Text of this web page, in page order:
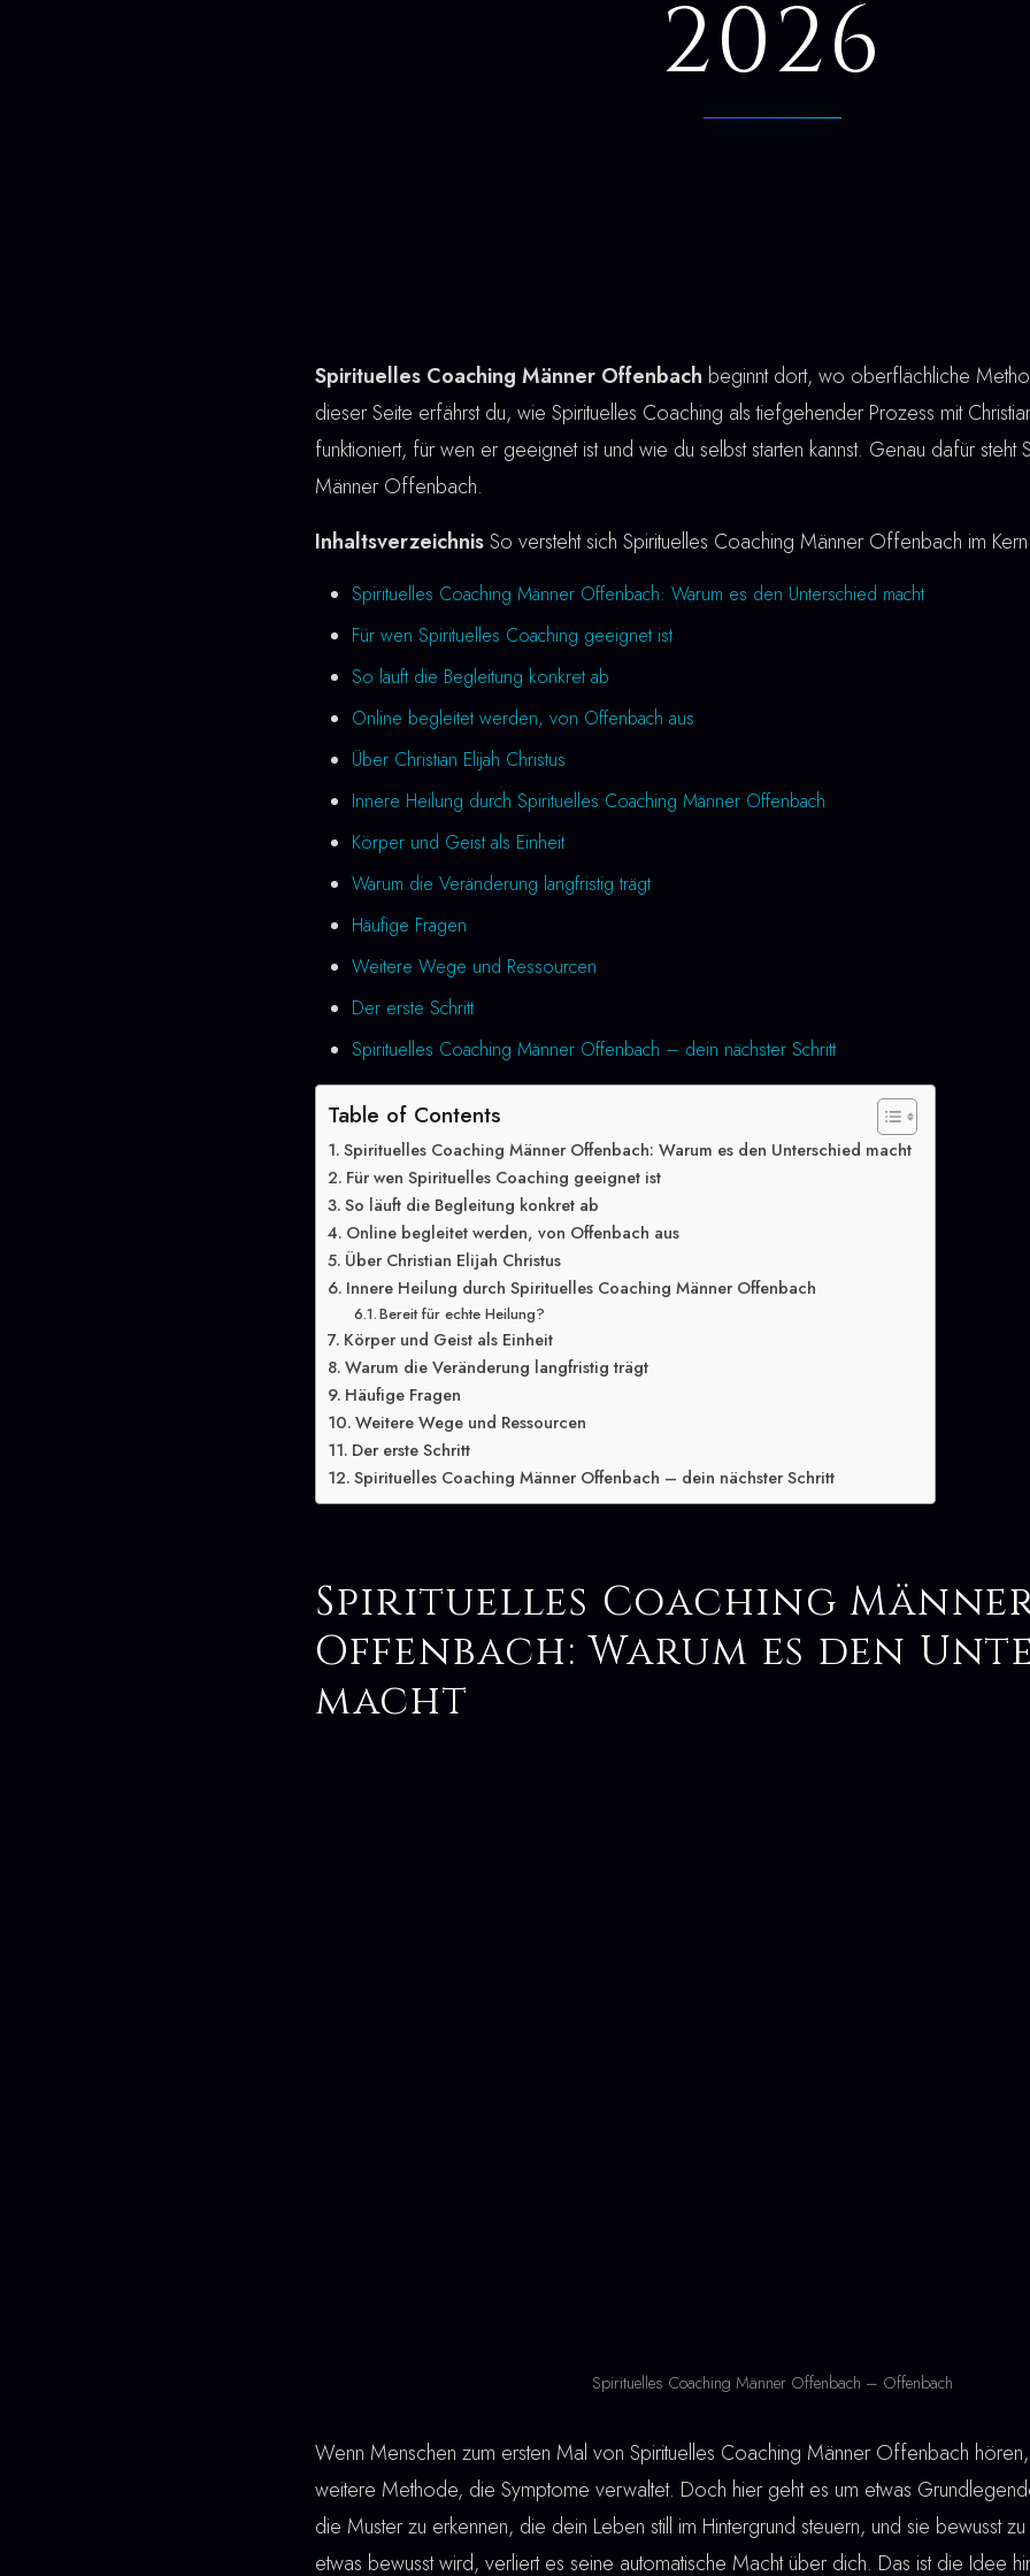
2026
Spirituelles Coaching Männer Offenbach beginnt dort, wo oberflächliche
dieser Seite erfährst du, wie Spirituelles Coaching als tiefgehender Prozess mit
funktioniert, für wen er geeignet ist und wie du selbst starten kannst. Genau dafür steht
Männer Offenbach.
InhaltsverzeichnisSo versteht sich Spirituelles Coaching Männer Offenbach im
Spirituelles Coaching Männer Offenbach: Warum es den Unterschied macht
Für wen Spirituelles Coaching geeignet ist
So läuft die Begleitung konkret ab
Online begleitet werden, von Offenbach aus
Über Christian Elijah Christus
Innere Heilung durch Spirituelles Coaching Männer Offenbach
Körper und Geist als Einheit
Warum die Veränderung langfristig trägt
Häufige Fragen
Weitere Wege und Ressourcen
Der erste Schritt
Spirituelles Coaching Männer Offenbach – dein nächster Schritt
Table of Contents
Spirituelles Coaching Männer Offenbach: Warum es den Unterschied macht
Für wen Spirituelles Coaching geeignet ist
So läuft die Begleitung konkret ab
Online begleitet werden, von Offenbach aus
Über Christian Elijah Christus
Innere Heilung durch Spirituelles Coaching Männer Offenbach
Bereit für echte Heilung?
Körper und Geist als Einheit
Warum die Veränderung langfristig trägt
Häufige Fragen
Weitere Wege und Ressourcen
Der erste Schritt
Spirituelles Coaching Männer Offenbach – dein nächster Schritt
Spirituelles Coaching
Offenbach: Warum es den
macht
Spirituelles Coaching Männer Offenbach – Offenbach
Wenn Menschen zum ersten Mal von Spirituelles Coaching Männer Offenbach
weitere Methode, die Symptome verwaltet. Doch hier geht es um etwas
die Muster zu erkennen, die dein Leben still im Hintergrund steuern, und sie bewusst
etwas bewusst wird, verliert es seine automatische Macht über dich. Das ist die Idee